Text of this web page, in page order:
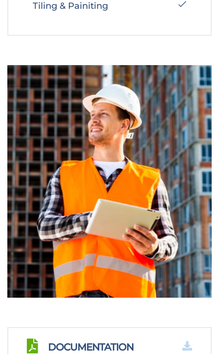
Tiling & Painiting
DOCUMENTATION